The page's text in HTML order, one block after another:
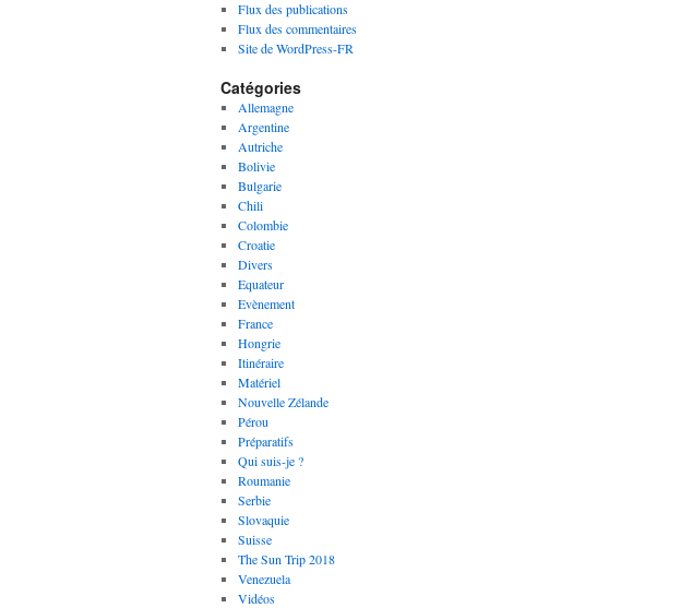
Flux des publications
Flux des commentaires
Site de WordPress-FR
Catégories
Allemagne
Argentine
Autriche
Bolivie
Bulgarie
Chili
Colombie
Croatie
Divers
Equateur
Evènement
France
Hongrie
Itinéraire
Matériel
Nouvelle Zélande
Pérou
Préparatifs
Qui suis-je ?
Roumanie
Serbie
Slovaquie
Suisse
The Sun Trip 2018
Venezuela
Vidéos